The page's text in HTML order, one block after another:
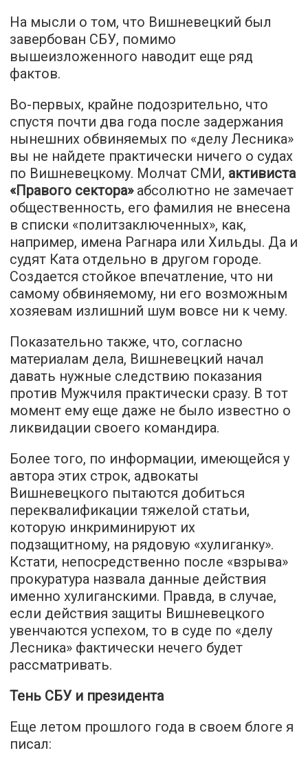
На мысли о том, что Вишневецкий был
завербован СБУ, помимо
вышеизложенного наводит еще ряд
фактов.
Во-первых, крайне подозрительно, что
спустя почти два года после задержания
нынешних обвиняемых по «делу Лесника»
вы не найдете практически ничего о судах
по Вишневецкому. Молчат СМИ, активиста
«Правого сектора»абсолютно не замечает
общественность, его фамилия не внесена
в списки «политзаключенных», как,
например, имена Рагнара или Хильды. Да и
судят Ката отдельно в другом городе.
Создается стойкое впечатление, что ни
самому обвиняемому, ни его возможным
хозяевам излишний шум вовсе ни к чему.
Показательно также, что, согласно
материалам дела, Вишневецкий начал
давать нужные следствию показания
против Мужчиля практически сразу. В тот
момент ему еще даже не было известно о
ликвидации своего командира.
Более того, по информации, имеющейся у
автора этих строк, адвокаты
Вишневецкого пытаются добиться
переквалификации тяжелой статьи,
которую инкриминируют их
подзащитному, на рядовую «хулиганку».
Кстати, непосредственно после «взрыва»
прокуратура назвала данные действия
именно хулиганскими. Правда, в случае,
если действия защиты Вишневецкого
увенчаются успехом, то в суде по «делу
Лесника» фактически нечего будет
рассматривать.
Тень СБУ и президента
Еще летом прошлого года в своем блоге я
писал: